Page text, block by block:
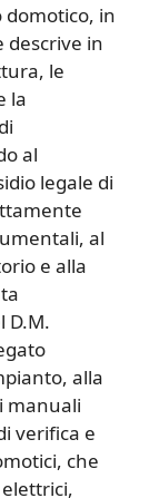
domotico, in
descrive in
le
la
al
legale di
al
e alla
D.M.
alla
manuali
verifica e
che